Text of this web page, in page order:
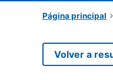
Página principal
Volver a